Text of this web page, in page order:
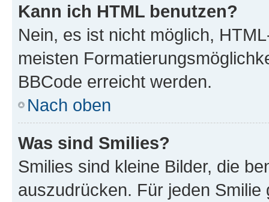
Kann ich HTML benutzen?
Nein, es ist nicht möglich,
meisten
BBCode erreicht werden.
Nach oben
Was sind Smilies?
Smilies sind kleine Bilder, die
auszudrücken. Für jeden